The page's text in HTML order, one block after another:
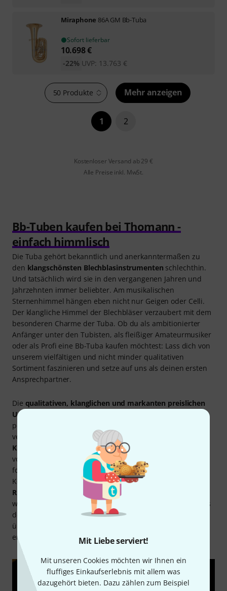
Mit Liebe serviert!
Mit unseren Cookies möchten wir Ihnen ein
fluffiges Einkaufserlebnis mit allem was
dazugehört bieten. Dazu zählen zum Beispiel
Miraphone 86A GM Bb-Tuba
Sofort lieferbar
10.698€
UVP: 13.763 €
-22%
50 Produkte Mehr anzeigen
1 2
Kostenloser Versand ab 29 €
Alle Preise inkl. MwSt.
Bb-Tuben kaufen bei Thomann -
einfach himmlisch
Die Tuba gehört bekanntlich und anerkanntermaßen zu
den klangschönsten Blechblasinstrumenten schlechthin.
Und tatsächlich wird sie in den vergangenen Jahren und
Jahrzehnten immer beliebter. Am musikalischen
Sternenhimmel hängen eben nicht nur Geigen oder Celli.
Der klangliche Himmel der Blechbläser verzaubert mit dem
besonderen Charme der Tuba. Ob du als ambitionierter
Anfänger unter den Tubisten, als fleißiger Amateurmusiker
oder als Profi eine Bb-Tuba kaufen möchtest: Lass dich von
unserem vielfältigen und nicht minder qualitativen
Sortiment faszinieren und setze auf uns als deinen ersten
Ansprechpartner.
Die qualitativen, klanglichen und markanten preislichen
Unterschiede
potenziellen Käufer zwangsläufig vor diverse Fragen. Von
vermeintlich
preisgünstig bis zum Gegenwert eines
Kleinwagens
können die Instrumente dein Budget
vorsichtig oder geradezu schamlos beanspruchen. Nur
folgerichtig möchtest du wissen, wie sich welche
Komponenten auswirken, was es mit der
Rückbohrung
konischen Bauweise
weiteren Details auf sich hat. Schließlich kann sich erst aus
der Kenntnis der Zusammenhänge eine gleichwohl
überzeugte Entscheidung für dein optimales Modell
ergeben.